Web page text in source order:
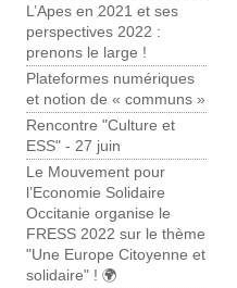
L’Apes en 2021 et ses
perspectives 2022 :
prenons le large !
Plateformes numériques
et notion de « communs »
Rencontre "Culture et
ESS" - 27 juin
Le Mouvement pour
l’Economie Solidaire
Occitanie organise le
FRESS 2022 sur le thème
"Une Europe Citoyenne et
solidaire" ! 🌍